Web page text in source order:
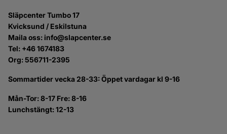
Släpcenter Tumbo 17
Kvicksund / Eskilstuna
Maila oss: info@slapcenter.se
Tel: +46 1674183
Org: 556711-2395
Sommartider vecka 28-33: Öppet vardagar kl 9-16
Mån-Tor: 8-17 Fre: 8-16
Lunchstängt: 12-13